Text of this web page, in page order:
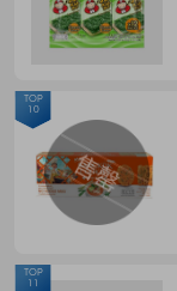
TOP
10
TOP
11